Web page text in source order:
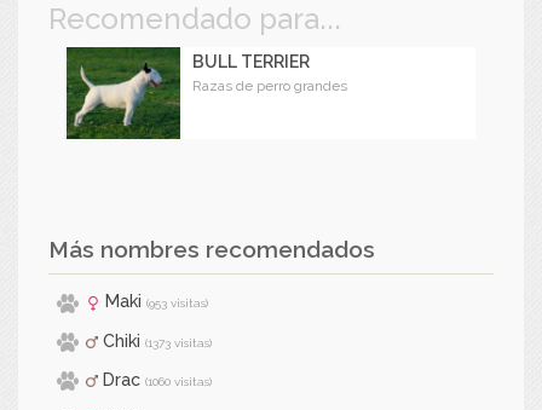
Recomendado para...
BULL TERRIER
Razas de perro grandes
Más nombres recomendados
Maki (953 visitas)
Chiki (1373 visitas)
Drac (1060 visitas)